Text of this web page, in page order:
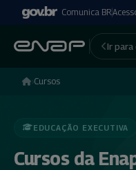
Comunica BR
Ir para
›Cursos
EDUCAÇÃO EXECUTIVA
Cursos da